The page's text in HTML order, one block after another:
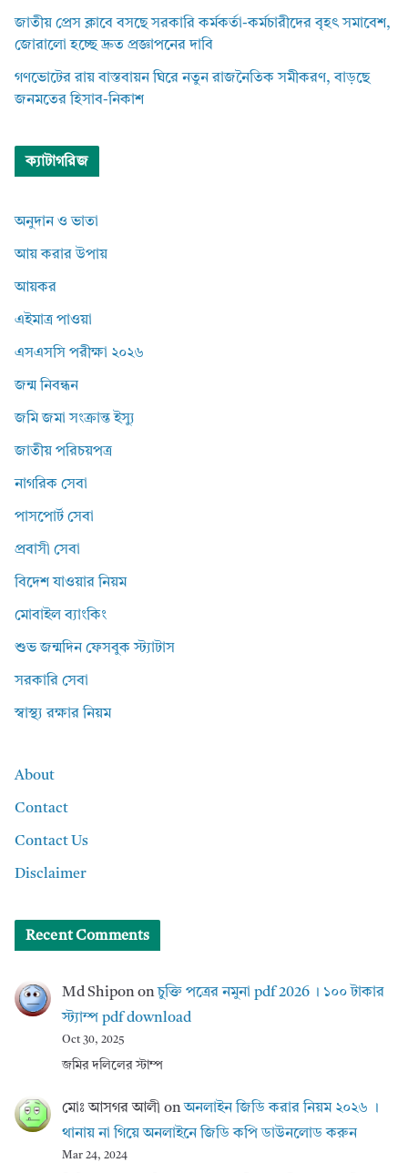
জাতীয় প্রেস ক্লাবে বসছে সরকারি কর্মকর্তা-কর্মচারীদের বৃহৎ সমাবেশ,
জোরালো হচ্ছে দ্রুত প্রজ্ঞাপনের দাবি
গণভোটের রায় বাস্তবায়ন ঘিরে নতুন রাজনৈতিক সমীকরণ, বাড়ছে
জনমতের হিসাব-নিকাশ
ক্যাটাগরিজ
অনুদান ও ভাতা
আয় করার উপায়
আয়কর
এইমাত্র পাওয়া
এসএসসি পরীক্ষা ২০২৬
জন্ম নিবন্ধন
জমি জমা সংক্রান্ত ইস্যু
জাতীয় পরিচয়পত্র
নাগরিক সেবা
পাসপোর্ট সেবা
প্রবাসী সেবা
বিদেশ যাওয়ার নিয়ম
মোবাইল ব্যাংকিং
শুভ জন্মদিন ফেসবুক স্ট্যাটাস
সরকারি সেবা
স্বাস্থ্য রক্ষার নিয়ম
About
Contact
Contact Us
Disclaimer
Recent Comments
Md Shipononচুক্তি পত্রের নমুনা pdf 2026 । ১০০ টাকার
স্ট্যাম্প pdf download
Oct 30, 2025
জমির দলিলের স্টাম্প
মোঃ আসগর আলী onঅনলাইন জিডি করার নিয়ম ২০২৬ ।
থানায় না গিয়ে অনলাইনে জিডি কপি ডাউনলোড করুন
Mar 24, 2024